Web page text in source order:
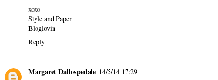
xoxo
Style and Paper
Bloglovin
Reply
Margaret Dallospedale 14/5/14 17:29